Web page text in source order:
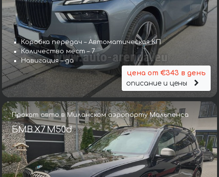
Коробка передач – Автоматическая КП
Количество мест – 7
Навигация – да
цена от €343 в день
описание и цены
Прокат авто в Миланском аэропорту Мальпенса
БМВ X7 M50d